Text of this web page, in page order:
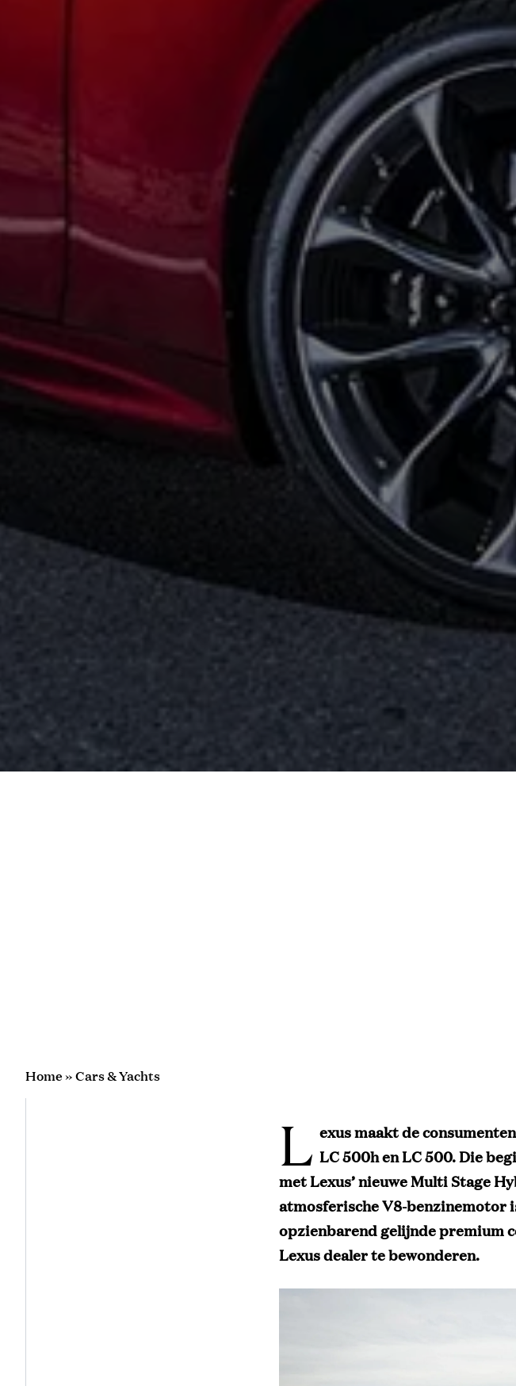
Home»Cars & Yachts
L exus maakt de
LC 500h en LC 500. Die
met Lexus’ nieuwe Multi Stage
atmosferische V8-benzinemotor
opzienbarend gelijnde premium
Lexus dealer te bewonderen.